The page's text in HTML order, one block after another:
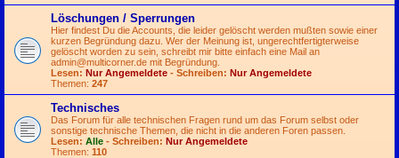
Löschungen / Sperrungen
Hier findest Du die Accounts, die leider gelöscht werden mußten sowie einer
kurzen Begründung dazu. Wer der Meinung ist, ungerechtfertigterweise
gelöscht worden zu sein, schreibt mir bitte einfach eine Mail an
admin@multicorner.de mit Begründung.
Lesen: Nur Angemeldete - Schreiben: Nur Angemeldete
Themen: 247
Technisches
Das Forum für alle technischen Fragen rund um das Forum selbst oder
sonstige technische Themen, die nicht in die anderen Foren passen.
Lesen: Alle - Schreiben: Nur Angemeldete
Themen: 110